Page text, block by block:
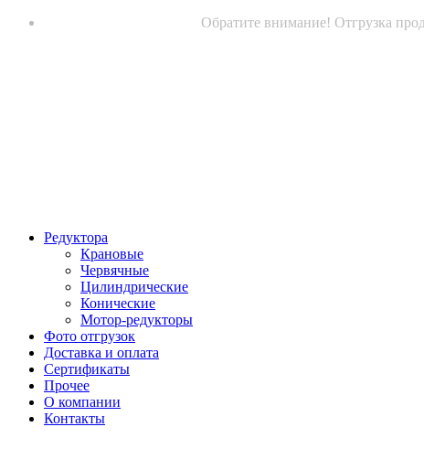
Обратите внимание! Отгрузка
Редуктора
Крановые
Червячные
Цилиндрические
Конические
Мотор-редукторы
Фото отгрузок
Доставка и оплата
Сертификаты
Прочее
О компании
Контакты